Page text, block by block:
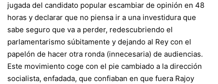
jugada del candidato popular escambiar de opinión en 48
horas y declarar que no piensa ir a una investidura que
sabe seguro que va a perder, redescubriendo el
parlamentarismo súbitamente y dejando al Rey con el
papelón de hacer otra ronda (innecesaria) de audiencias.
Este movimiento coge con el pie cambiado a la dirección
socialista, enfadada, que confiaban en que fuera Rajoy